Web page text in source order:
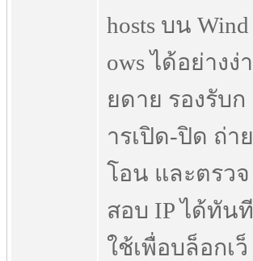
hosts บน Wind
ows ได้อย่างง่า
ยดาย รองรับก
ารเปิด-ปิด ถ่าย
โอน และตรวจ
สอบ IP ได้ทันที
ใช้เพื่อบล็อกเว็